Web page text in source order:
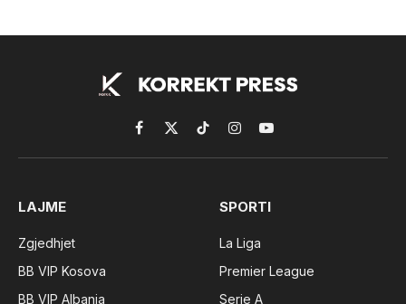
Facebook
X
(Twitter)
TikTokInstagramYouTube
LAJME
Zgjedhjet
BB VIP Kosova
BB VIP Albania
SPORTI
La Liga
Premier League
Serie A